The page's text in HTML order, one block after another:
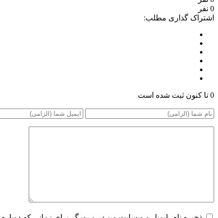
0 نفر
اشتراک گذاری مطلب:
0 تا کنون ثبت شده است